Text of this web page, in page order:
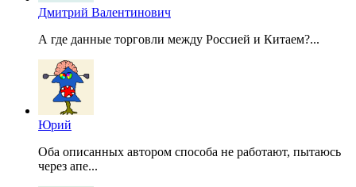
Дмитрий Валентинович
А где данные торговли между Россией и Китаем?...
Юрий
Оба описанных автором способа не работают, пытаюсь
через апе...